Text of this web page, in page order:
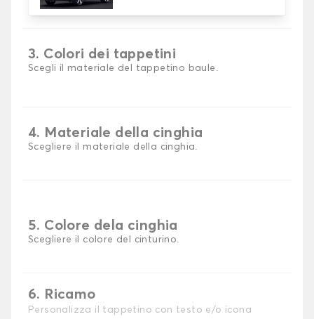
scegli il materiale del tappetini per baule
3. Colori dei tappetini
Scegli il materiale del tappetino baule.
4. Materiale della cinghia
Scegliere il materiale della cinghia.
5. Colore dela cinghia
Scegliere il colore del cinturino.
6. Ricamo
Personalizza il tappetino con testo e/o icona